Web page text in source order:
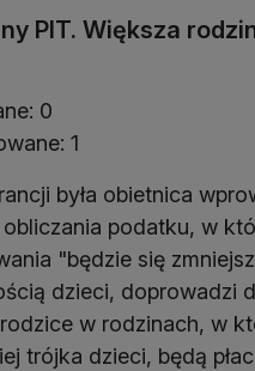
PIT. Większa
0
1
była obietnica
podatku, w
"będzie się
dzieci, doprowadzi
w rodzinach, w
trójka dzieci, będą